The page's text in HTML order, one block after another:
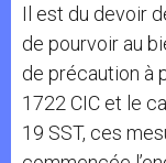
Il est du devoir
de pourvoir au
de précaution à
1722 CIC et le
19 SST, ces